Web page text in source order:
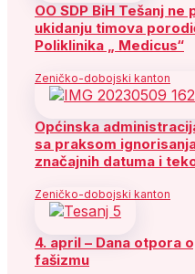
OO SDP BiH Tešanj
ukidanju timova
Poliklinika „ Medicus“
Zeničko-dobojski kanton
Općinska
sa praksom
značajnih datuma i
Zeničko-dobojski kanton
4. april – Dana otpora
fašizmu